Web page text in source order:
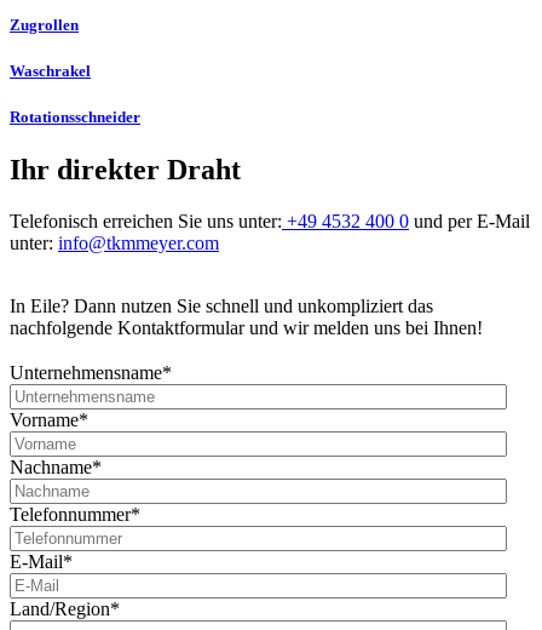
Zugrollen
Waschrakel
Rotationsschneider
Ihr direkter Draht
Telefonisch erreichen Sie uns unter: +49 4532 400 0 und per E-Mail
unter: info@tkmmeyer.com
In Eile? Dann nutzen Sie schnell und unkompliziert das
nachfolgende Kontaktformular und wir melden uns bei Ihnen!
Unternehmensname*
Vorname*
Nachname*
Telefonnummer*
E-Mail*
Land/Region*